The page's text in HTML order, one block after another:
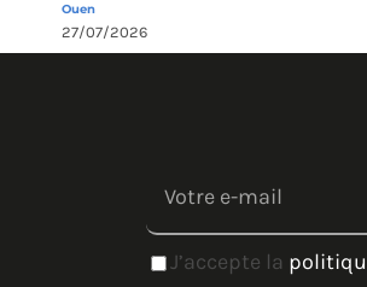
Ouen
27/07/2026
J’accepte la